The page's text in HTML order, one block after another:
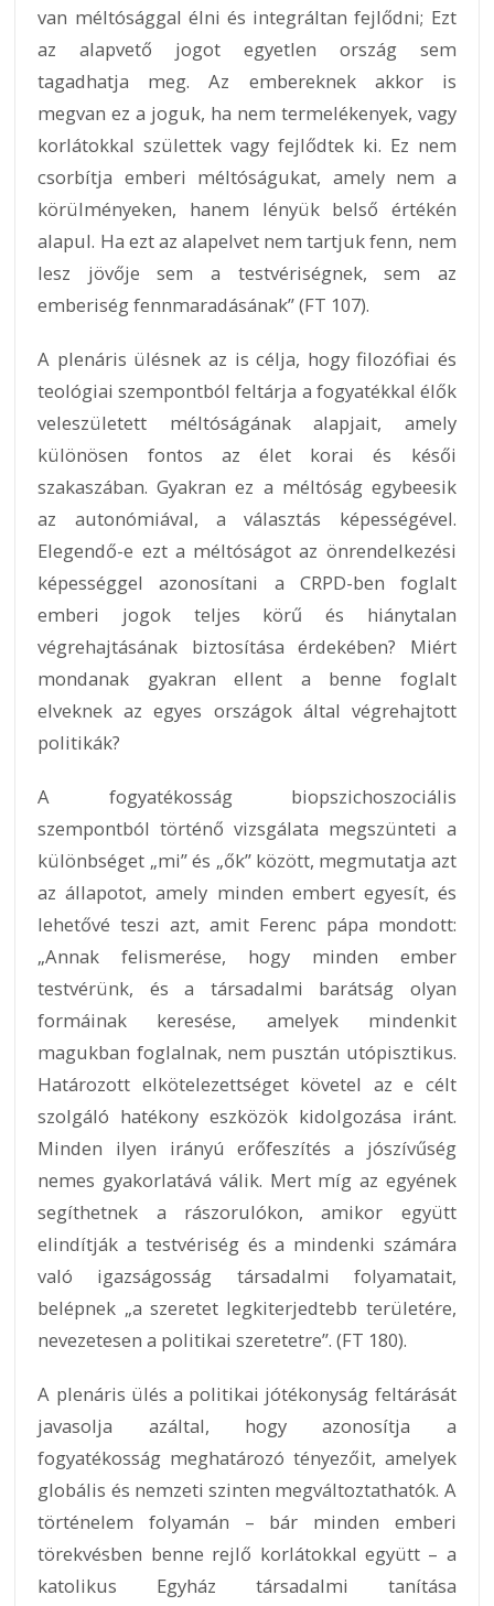
van méltósággal élni és integráltan fejlődni; Ezt
az alapvető jogot egyetlen ország sem
tagadhatja meg. Az embereknek akkor is
megvan ez a joguk, ha nem termelékenyek, vagy
korlátokkal születtek vagy fejlődtek ki. Ez nem
csorbítja emberi méltóságukat, amely nem a
körülményeken, hanem lényük belső értékén
alapul. Ha ezt az alapelvet nem tartjuk fenn, nem
lesz jövője sem a testvériségnek, sem az
emberiség fennmaradásának” (FT 107).
A plenáris ülésnek az is célja, hogy filozófiai és
teológiai szempontból feltárja a fogyatékkal élők
veleszületett méltóságának alapjait, amely
különösen fontos az élet korai és késői
szakaszában. Gyakran ez a méltóság egybeesik
az autonómiával, a választás képességével.
Elegendő-e ezt a méltóságot az önrendelkezési
képességgel azonosítani a CRPD-ben foglalt
emberi jogok teljes körű és hiánytalan
végrehajtásának biztosítása érdekében? Miért
mondanak gyakran ellent a benne foglalt
elveknek az egyes országok által végrehajtott
politikák?
A fogyatékosság biopszichoszociális
szempontból történő vizsgálata megszünteti a
különbséget „mi” és „ők” között, megmutatja azt
az állapotot, amely minden embert egyesít, és
lehetővé teszi azt, amit Ferenc pápa mondott:
„Annak felismerése, hogy minden ember
testvérünk, és a társadalmi barátság olyan
formáinak keresése, amelyek mindenkit
magukban foglalnak, nem pusztán utópisztikus.
Határozott elkötelezettséget követel az e célt
szolgáló hatékony eszközök kidolgozása iránt.
Minden ilyen irányú erőfeszítés a jószívűség
nemes gyakorlatává válik. Mert míg az egyének
segíthetnek a rászorulókon, amikor együtt
elindítják a testvériség és a mindenki számára
való igazságosság társadalmi folyamatait,
belépnek „a szeretet legkiterjedtebb területére,
nevezetesen a politikai szeretetre”. (FT 180).
A plenáris ülés a politikai jótékonyság feltárását
javasolja azáltal, hogy azonosítja a
fogyatékosság meghatározó tényezőit, amelyek
globális és nemzeti szinten megváltoztathatók. A
történelem folyamán – bár minden emberi
törekvésben benne rejlő korlátokkal együtt – a
katolikus Egyház társadalmi tanítása